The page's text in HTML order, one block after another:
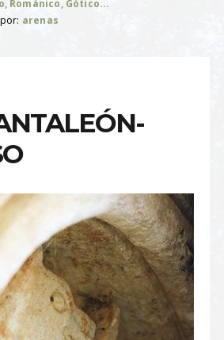
Románico, Gótico...
arenas